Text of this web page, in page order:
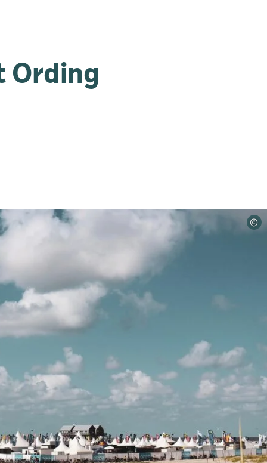
Ording
©